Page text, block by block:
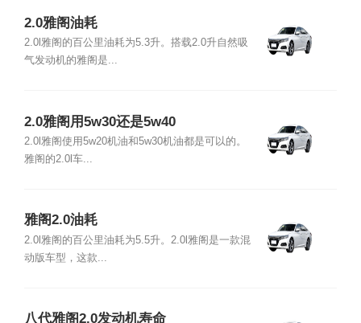
2.0雅阁油耗
2.0l雅阁的百公里油耗为5.3升。搭载2.0升自然吸
气发动机的雅阁是...
2.0雅阁用5w30还是5w40
2.0l雅阁使用5w20机油和5w30机油都是可以的。
雅阁的2.0l车...
雅阁2.0油耗
2.0l雅阁的百公里油耗为5.5升。2.0l雅阁是一款混
动版车型，这款...
八代雅阁2.0发动机寿命